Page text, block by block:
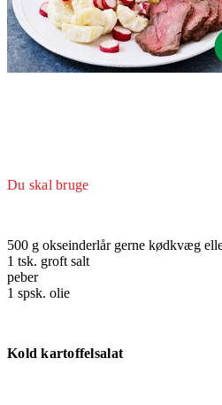
Du skal bruge
500 g okseinderlår gerne kødkvæg
1 tsk. groft salt
peber
1 spsk. olie
Kold kartoffelsalat